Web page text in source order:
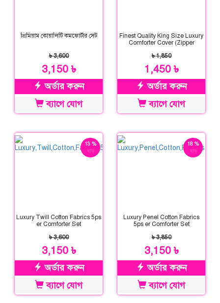
প্রিমিয়াম কোয়ালিটি কমফোর্টার সেট
৳ 3,600
3,150 ৳
অর্ডার করুন
ব্যাগে যোগ
Finest Quality King Size Luxury
Comforter Cover (Zipper
৳ 1,850
1,450 ৳
অর্ডার করুন
ব্যাগে যোগ
13 %
ছাড়
Luxury Twill Cotton Fabrics 5ps
er Comforter Set
৳ 3,600
3,150 ৳
অর্ডার করুন
ব্যাগে যোগ
18 %
ছাড়
Luxury Penel Cotton Fabrics
5ps er Comforter Set
৳ 3,850
3,150 ৳
অর্ডার করুন
ব্যাগে যোগ